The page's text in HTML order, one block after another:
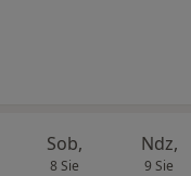
Sob,
8 Sie
Ndz,
9 Sie